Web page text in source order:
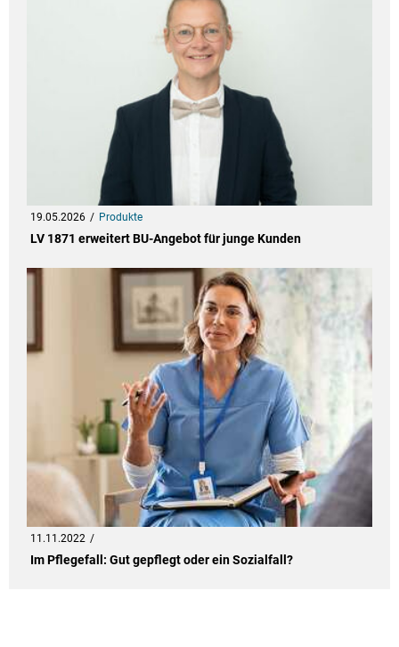
19.05.2026 Produkte
LV 1871 erweitert BU-Angebot für junge Kunden
11.11.2022
Im Pflegefall: Gut gepflegt oder ein Sozialfall?